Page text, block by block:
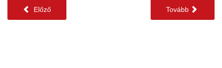
Előző Tovább